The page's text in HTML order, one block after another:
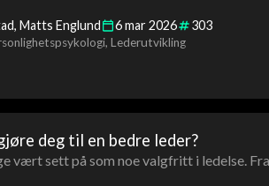
Matts Englund 6mar2026 303
Lederutvikling
deg til en bedre leder?
vært sett på som noe valgfritt i ledelse.